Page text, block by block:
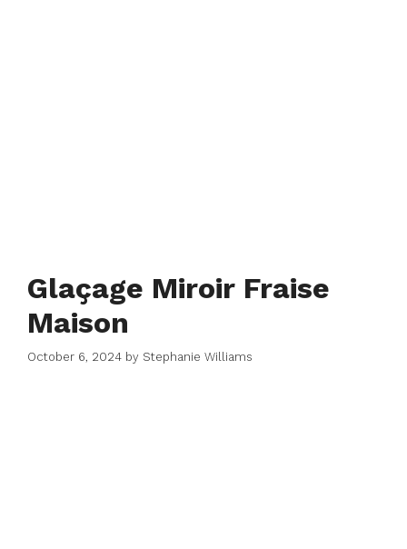
Glaçage Miroir Fraise
Maison
October 6, 2024 by Stephanie Williams